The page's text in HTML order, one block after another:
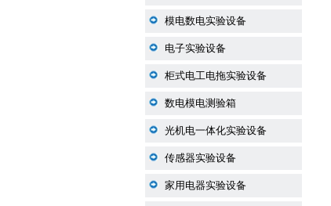
模电数电实验设备
电子实验设备
柜式电工电拖实验设备
数电模电测验箱
光机电一体化实验设备
传感器实验设备
家用电器实验设备